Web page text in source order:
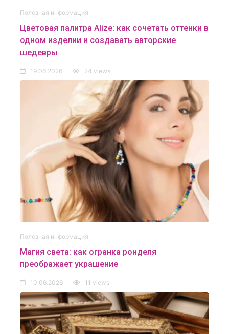
Полезная информация
Цветовая палитра Alize: как сочетать оттенки в
одном изделии и создавать авторские
шедевры
19.06.2026 24 views
Полезная информация
Магия света: как огранка ронделя
преображает украшение
10.06.2026 11 views